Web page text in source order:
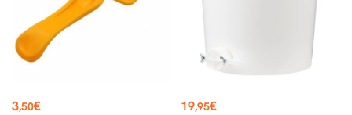
Prix
3,50€ Prix
19,95€